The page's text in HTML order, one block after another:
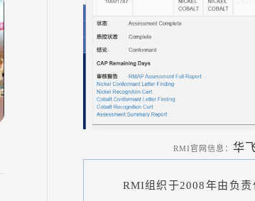
RMI官网信息： 华
RMI组织于2008年由负